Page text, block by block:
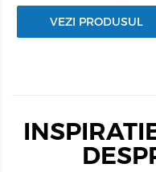
VEZI PRODUSUL